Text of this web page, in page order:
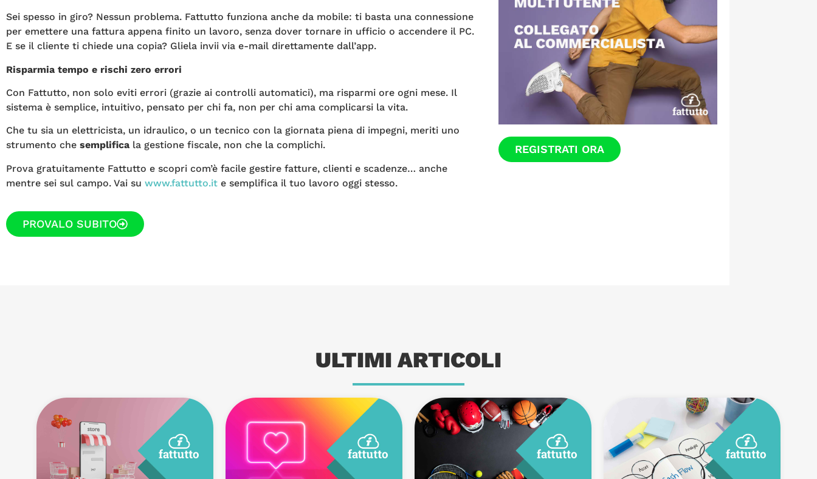
Sei spesso in giro? Nessun problema. Fattutto funziona anche da mobile: ti basta una connessione
per emettere una fattura appena finito un lavoro, senza dover tornare in ufficio o accendere il PC.
E se il cliente ti chiede una copia? Gliela invii via e-mail direttamente dall’app.
Risparmia tempo e rischi zero errori
Con Fattutto, non solo eviti errori (grazie ai controlli automatici), ma risparmi ore ogni mese. Il
sistema è semplice, intuitivo, pensato per chi fa, non per chi ama complicarsi la vita.
Che tu sia un elettricista, un idraulico, o un tecnico con la giornata piena di impegni, meriti uno
strumento che semplifica la gestione fiscale, non che la complichi.
Prova gratuitamente Fattutto e scopri com’è facile gestire fatture, clienti e scadenze… anche
mentre sei sul campo. Vai su www.fattutto.it e semplifica il tuo lavoro oggi stesso.
PROVALO SUBITO
REGISTRATI ORA
ULTIMI ARTICOLI